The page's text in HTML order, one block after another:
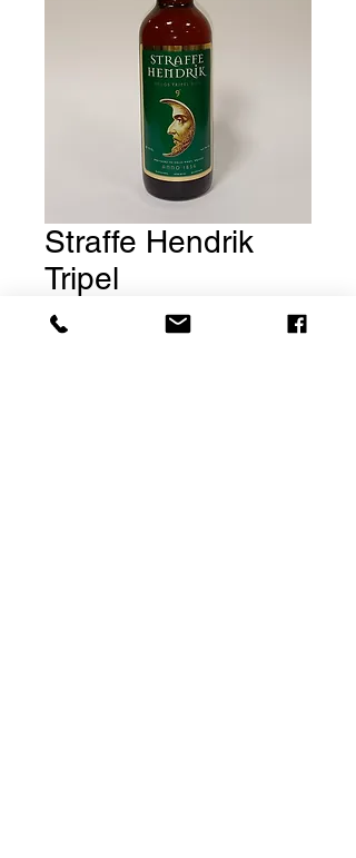
Straffe Hendrik
Tripel
8,50 €